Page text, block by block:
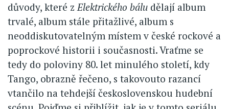
důvody, které zElektrického bálu dělají album
trvalé, album stále přitažlivé, album s
neoddiskutovatelným místem v české rockové a
poprockové historii i současnosti. Vraťme se
tedy do poloviny 80. let minulého století, kdy
Tango, obrazně řečeno, s takovouto razancí
vtančilo na tehdejší československou hudební